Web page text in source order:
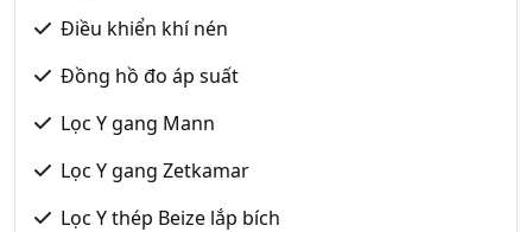
Điều khiển khí nén
Đồng hồ đo áp suất
Lọc Y gang Mann
Lọc Y gang Zetkamar
Lọc Y thép Beize lắp bích